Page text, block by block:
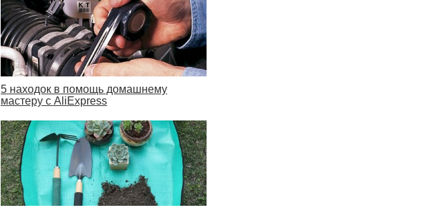
5 находок в помощь домашнему
мастеру с AliExpress